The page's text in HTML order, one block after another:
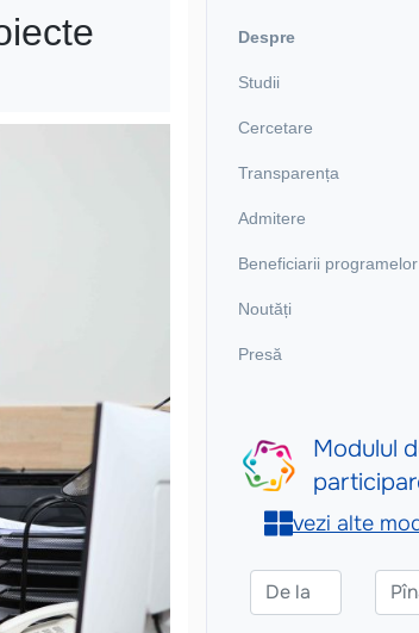
Despre
Studii
Cercetare
Transparența
Admitere
Beneficiarii programelor
Noutăți
Presă